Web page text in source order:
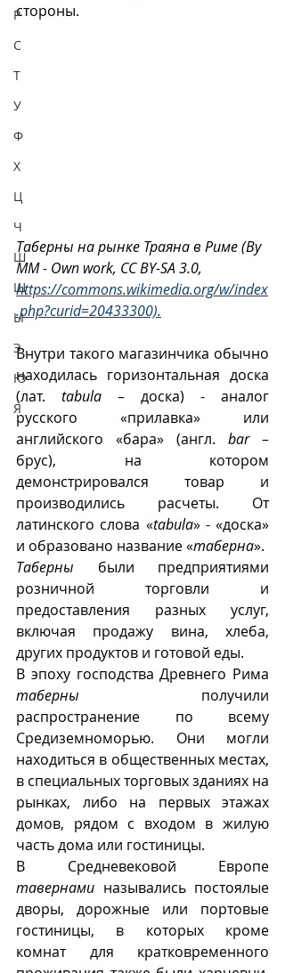
Р
С
Т
У
Ф
Х
Ц
Ч
Ш
Щ
Ы
Э
Ю
Я
стороны.
Таберны на рынке Траяна в Риме (By
MM - Own work, CC BY-SA 3.0,
https://commons.wikimedia.org/w/index
.php?curid=20433300).
Внутри такого магазинчика обычно
находилась горизонтальная доска
(лат. tabula – доска) - аналог
русского «прилавка» или
английского «бара» (англ. bar –
брус), на котором
демонстрировался товар и
производились расчеты. От
латинского слова «tabula» - «доска»
и образовано название «таберна».
Таберны были предприятиями
розничной торговли и
предоставления разных услуг,
включая продажу вина, хлеба,
других продуктов и готовой еды.
таберны получили
распространение по всему
Средиземноморью. Они могли
находиться в общественных местах,
в специальных торговых зданиях на
рынках, либо на первых этажах
домов, рядом с входом в жилую
часть дома или гостиницы.
тавернами назывались постоялые
дворы, дорожные или портовые
гостиницы, в которых кроме
комнат для кратковременного